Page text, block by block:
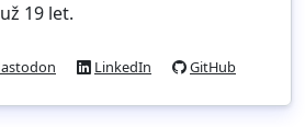
19 let.
LinkedIn GitHub